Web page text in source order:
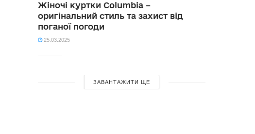
Жіночі куртки Columbia –
оригінальний стиль та захист від
поганої погоди
25.03.2025
ЗАВАНТАЖИТИ ЩЕ